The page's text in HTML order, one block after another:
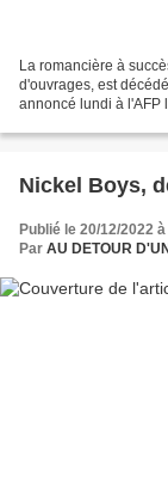
La romancière à
d'ouvrages, est
annoncé lundi à l'AFP
Nickel Boys,
Publié le 20/12/2022
Par AU DETOUR